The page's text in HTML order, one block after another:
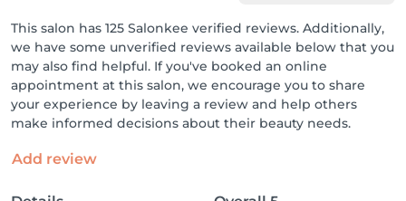
This salon has 125 Salonkee verified reviews. Additionally,
we have some unverified reviews available below that you
may also find helpful. If you've booked an online
appointment at this salon, we encourage you to share
your experience by leaving a review and help others
make informed decisions about their beauty needs.
Add review